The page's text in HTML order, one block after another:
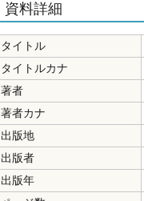
資料詳細
タイトル
タイトルカナ
著者
著者カナ
出版地
出版者
出版年